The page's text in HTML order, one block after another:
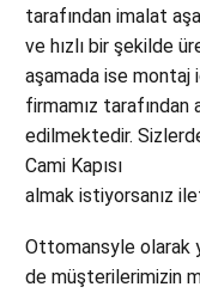
tarafından imalat
ve hızlı bir şekilde
aşamada ise montaj
firmamız
edilmektedir.
Cami Kapısı
almak istiyorsanız
Ottomansyle olarak
de müşterilerimizin